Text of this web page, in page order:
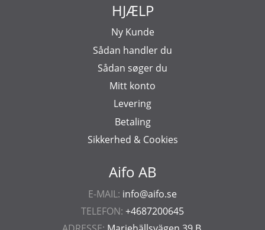
Aifo AB
E-MAIL: info@aifo.se
TELEFON: +4687200645
HJÆLP
Ny Kunde
Sådan handler du
Sådan søger du
Mitt konto
Levering
Betaling
Sikkerhed & Cookies